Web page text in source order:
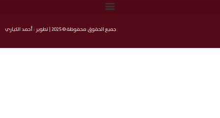
جميع الحقوق محفوظة © 2025 | تطوير : أحمد الكياري